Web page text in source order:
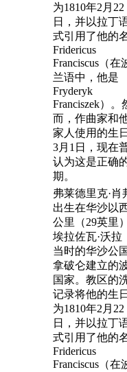
为1810年2月22
日，并以拉丁
式引用了他的
Fridericus
Franciscus（在
兰语中，他是
Fryderyk
Franciszek）。
而，作曲家和
家人使用的生
3月1日，现在
认为这是正确
期。
弗莱德里克·肖
出生在华沙以
公里（29英里
埃拉佐瓦·沃拉
当时的华沙公
拿破仑建立的
国家。教区的
记录将他的生
为1810年2月22
日，并以拉丁
式引用了他的
Fridericus
Franciscus（在